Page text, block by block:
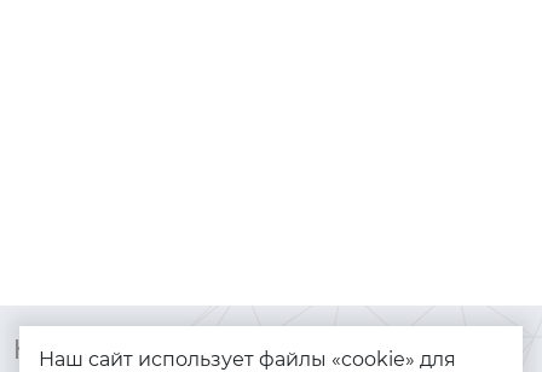
Контакты Каталог
Наш сайт использует файлы «cookie» для